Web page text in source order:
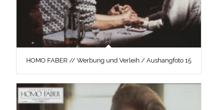
HOMO FABER // Werbung und Verleih / Aushangfoto 15